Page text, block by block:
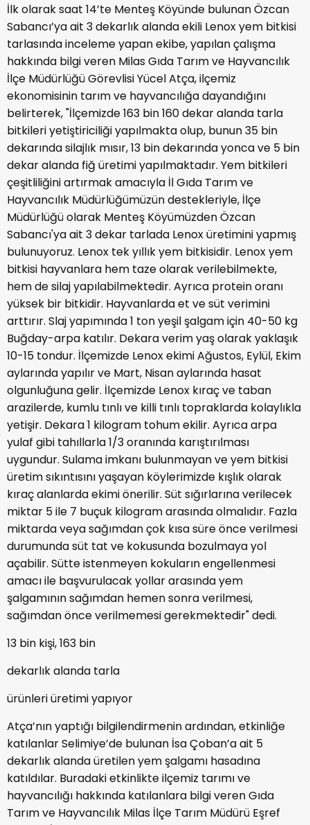
İlk olarak saat 14’te Menteş Köyünde bulunan Özcan
Sabancı’ya ait 3 dekarlık alanda ekili Lenox yem bitkisi
tarlasında inceleme yapan ekibe, yapılan çalışma
hakkında bilgi veren Milas Gıda Tarım ve Hayvancılık
İlçe Müdürlüğü Görevlisi Yücel Atça, ilçemiz
ekonomisinin tarım ve hayvancılığa dayandığını
belirterek, "İlçemizde 163 bin 160 dekar alanda tarla
bitkileri yetiştiriciliği yapılmakta olup, bunun 35 bin
dekarında silajlık mısır, 13 bin dekarında yonca ve 5 bin
dekar alanda fiğ üretimi yapılmaktadır. Yem bitkileri
çeşitliliğini artırmak amacıyla İl Gıda Tarım ve
Hayvancılık Müdürlüğümüzün destekleriyle, İlçe
Müdürlüğü olarak Menteş Köyümüzden Özcan
Sabancı'ya ait 3 dekar tarlada Lenox üretimini yapmış
bulunuyoruz. Lenox tek yıllık yem bitkisidir. Lenox yem
bitkisi hayvanlara hem taze olarak verilebilmekte,
hem de silaj yapılabilmektedir. Ayrıca protein oranı
yüksek bir bitkidir. Hayvanlarda et ve süt verimini
arttırır. Slaj yapımında 1 ton yeşil şalgam için 40-50 kg
Buğday-arpa katılır. Dekara verim yaş olarak yaklaşık
10-15 tondur. İlçemizde Lenox ekimi Ağustos, Eylül, Ekim
aylarında yapılır ve Mart, Nisan aylarında hasat
olgunluğuna gelir. İlçemizde Lenox kıraç ve taban
arazilerde, kumlu tınlı ve killi tınlı topraklarda kolaylıkla
yetişir. Dekara 1 kilogram tohum ekilir. Ayrıca arpa
yulaf gibi tahıllarla 1/3 oranında karıştırılması
uygundur. Sulama imkanı bulunmayan ve yem bitkisi
üretim sıkıntısını yaşayan köylerimizde kışlık olarak
kıraç alanlarda ekimi önerilir. Süt sığırlarına verilecek
miktar 5 ile 7 buçuk kilogram arasında olmalıdır. Fazla
miktarda veya sağımdan çok kısa süre önce verilmesi
durumunda süt tat ve kokusunda bozulmaya yol
açabilir. Sütte istenmeyen kokuların engellenmesi
amacı ile başvurulacak yollar arasında yem
şalgamının sağımdan hemen sonra verilmesi,
sağımdan önce verilmemesi gerekmektedir" dedi.
13 bin kişi, 163 bin
dekarlık alanda tarla
ürünleri üretimi yapıyor
Atça’nın yaptığı bilgilendirmenin ardından, etkinliğe
katılanlar Selimiye’de bulunan İsa Çoban’a ait 5
dekarlık alanda üretilen yem şalgamı hasadına
katıldılar. Buradaki etkinlikte ilçemiz tarımı ve
hayvancılığı hakkında katılanlara bilgi veren Gıda
Tarım ve Hayvancılık Milas İlçe Tarım Müdürü Eşref